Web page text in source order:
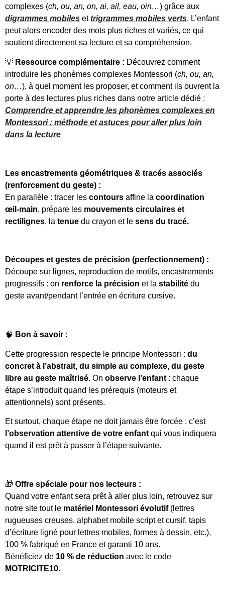
complexes (ch, ou, an, on, ai, ail, eau, oin…) grâce aux
digrammes mobiles ettrigrammes mobiles verts. L’enfant
peut alors encoder des mots plus riches et variés, ce qui
soutient directement sa lecture et sa compréhension.
💡 Ressource complémentaire : Découvrez comment
introduire les phonèmes complexes Montessori (ch, ou, an,
on…), à quel moment les proposer, et comment ils ouvrent la
porte à des lectures plus riches dans notre article dédié :
Comprendre et apprendre les phonèmes complexes en
Montessori : méthode et astuces pour aller plus loin
dans la lecture
Les encastrements géométriques & tracés associés
(renforcement du geste) :
En parallèle : tracer les contours affine la coordination
œil-main, prépare les mouvements circulaires et
rectilignes, la tenue du crayon et le sens du tracé.
Découpes et gestes de précision (perfectionnement) :
Découpe sur lignes, reproduction de motifs, encastrements
progressifs : on renforce la précision et la stabilité du
geste avant/pendant l’entrée en écriture cursive.
🧠 Bon à savoir :
Cette progression respecte le principe Montessori : du
concret à l’abstrait, du simple au complexe, du geste
libre au geste maîtrisé. On observe l’enfant : chaque
étape s’introduit quand les prérequis (moteurs et
attentionnels) sont présents.
Et surtout, chaque étape ne doit jamais être forcée : c’est
l’observation attentive de votre enfant qui vous indiquera
quand il est prêt à passer à l’étape suivante.
🎁 Offre spéciale pour nos lecteurs :
Quand votre enfant sera prêt à aller plus loin, retrouvez sur
notre site tout le matériel Montessori évolutif(lettres
rugueuses creuses, alphabet mobile script et cursif, tapis
d’écriture ligné pour lettres mobiles, formes à dessin, etc.),
100 % fabriqué en France et garanti 10 ans.
Bénéficiez de 10 % de réduction avec le code
MOTRICITE10.